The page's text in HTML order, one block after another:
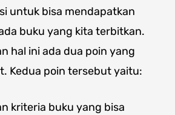
untuk bisa mendapatkan
buku yang kita terbitkan.
hal ini ada dua poin yang
Kedua poin tersebut yaitu:
kriteria buku yang bisa